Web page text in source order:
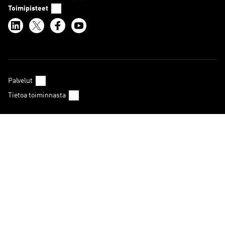
Toimipisteet
Palvelut
Tietoa toiminnasta